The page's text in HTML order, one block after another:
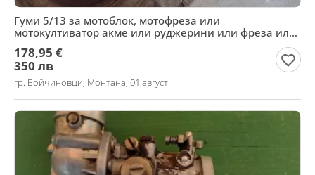
Гуми 5/13 за мотоблок, мотофреза или
мотокултиватор акме или руджерини или фреза или
178,95 €
350 лв
гр. Бойчиновци, Монтана, 01 август